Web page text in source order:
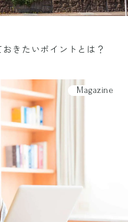
きたいポイントとは？
Magazine